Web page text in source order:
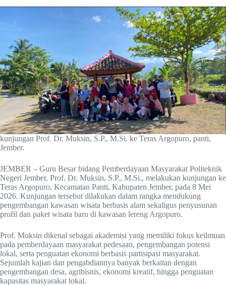
kunjungan Prof. Dr. Muksin, S.P., M.Si. ke Teras Argopuro, panti,
Jember.
JEMBER – Guru Besar bidang Pemberdayaan Masyarakat Politeknik
Negeri Jember, Prof. Dr. Muksin, S.P., M.Si., melakukan kunjungan ke
Teras Argopuro, Kecamatan Panti, Kabupaten Jember, pada 8 Mei
2026. Kunjungan tersebut dilakukan dalam rangka mendukung
pengembangan kawasan wisata berbasis alam sekaligus penyusunan
profil dan paket wisata baru di kawasan lereng Argopuro.
Prof. Muksin dikenal sebagai akademisi yang memiliki fokus keilmuan
pada pemberdayaan masyarakat pedesaan, pengembangan potensi
lokal, serta penguatan ekonomi berbasis partisipasi masyarakat.
Sejumlah kajian dan pengabdiannya banyak berkaitan dengan
pengembangan desa, agribisnis, ekonomi kreatif, hingga penguatan
kapasitas masyarakat lokal.